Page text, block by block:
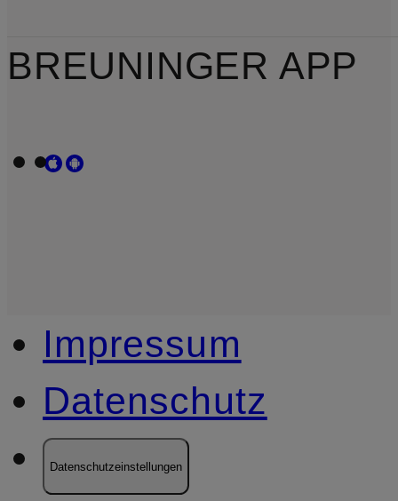
BREUNINGER APP
Impressum
Datenschutz
Datenschutzeinstellungen